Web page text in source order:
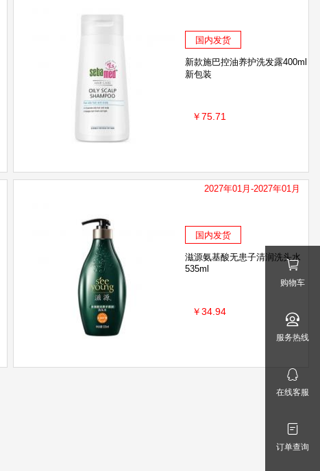
国内发货
新款施巴控油养护洗发露400ml
新包装
￥75.71
2027年01月-2027年01月
国内发货
滋源氨基酸无患子清润洗头水
535ml
￥34.94
购物车
服务热线
在线客服
订单查询